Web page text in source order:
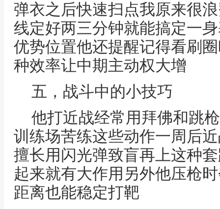
弹衣之后快速扫点我原来很
线定好两三分钟就能搞定一
优势位置他还提醒记得看刷
种效率让中期主动权大增
五，战斗中的小技巧
他打近战经常用拜佛和跳
训练场苦练这些动作一周后
擅长用闪光弹致盲再上这种
起来就有大作用另外他压枪
距离也能稳定打靶